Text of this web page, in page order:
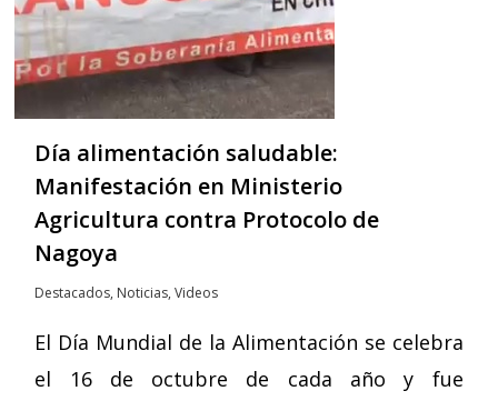
Día alimentación saludable:
Manifestación en Ministerio
Agricultura contra Protocolo de
Nagoya
Destacados, Noticias,Videos
El Día Mundial de la Alimentación se celebra
el 16 de octubre de cada año y​ fue